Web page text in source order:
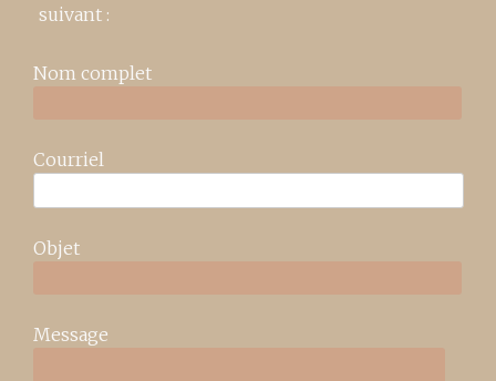
suivant :
Nom complet
Courriel
Objet
Message